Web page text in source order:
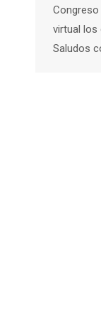
Congreso
virtual los
Saludos